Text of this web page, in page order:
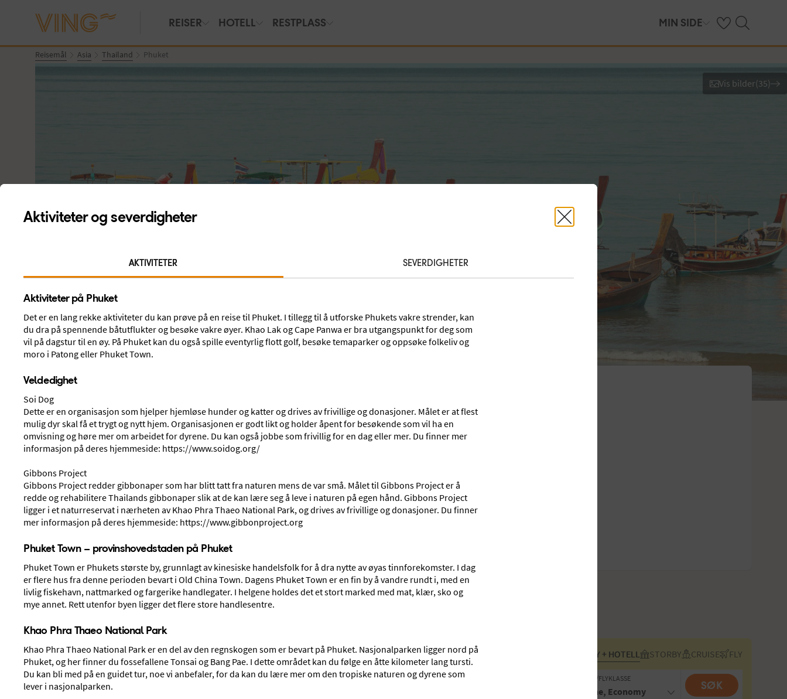
REISER HOTELL RESTPLASS MIN SIDE Se dine sparte
Søk på ving.no
Reisemål Asia Thailand Phuket
Vis bilder(35)
Reiser til Phuket
Thailand
Reis til Phuket som lokker reisende fra hele verden til Thailand – året rundt. Nyt paradisstrender, thailandsk mat, utflukter og
Les mer om Phuket
FINN DITT HOTELL SE ALLE REISEMÅL
Finn reise til Phuket
Bestill din reise FLY + HOTELL STORBY CRUISE FLY
AVREISESTED
Oslo, Gardermoen
REISEMÅL REISELENGDE DATO REISENDE/FLYKLASSE
2 voksne, Economy SØK
Aktiviteter og severdigheter
AKTIVITETER SEVERDIGHETER
Aktiviteter på Phuket
Det er en lang rekke aktiviteter du kan prøve på en reise til Phuket. I tillegg til å utforske Phukets vakre strender, kan
du dra på spennende båtutflukter og besøke vakre øyer. Khao Lak og Cape Panwa er bra utgangspunkt for deg som
vil på dagstur til en øy. På Phuket kan du også spille eventyrlig flott golf, besøke temaparker og oppsøke folkeliv og
moro i Patong eller Phuket Town.
Veldedighet
Soi Dog
Dette er en organisasjon som hjelper hjemløse hunder og katter og drives av frivillige og donasjoner. Målet er at flest
mulig dyr skal få et trygt og nytt hjem. Organisasjonen er godt likt og holder åpent for besøkende som vil ha en
omvisning og høre mer om arbeidet for dyrene. Du kan også jobbe som frivillig for en dag eller mer. Du finner mer
informasjon på deres hjemmeside: https://www.soidog.org/
Gibbons Project
Gibbons Project redder gibbonaper som har blitt tatt fra naturen mens de var små. Målet til Gibbons Project er å
redde og rehabilitere Thailands gibbonaper slik at de kan lære seg å leve i naturen på egen hånd. Gibbons Project
ligger i et naturreservat i nærheten av Khao Phra Thaeo National Park, og drives av frivillige og donasjoner. Du finner
mer informasjon på deres hjemmeside: https://www.gibbonproject.org
Phuket Town – provinshovedstaden på Phuket
Phuket Town er Phukets største by, grunnlagt av kinesiske handelsfolk for å dra nytte av øyas tinnforekomster. I dag
er flere hus fra denne perioden bevart i Old China Town. Dagens Phuket Town er en fin by å vandre rundt i, med en
livlig fiskehavn, nattmarked og fargerike handlegater. I helgene holdes det et stort marked med mat, klær, sko og
mye annet. Rett utenfor byen ligger det flere store handlesentre.
Khao Phra Thaeo National Park
Khao Phra Thaeo National Park er en del av den regnskogen som er bevart på Phuket. Nasjonalparken ligger nord på
Phuket, og her finner du fossefallene Tonsai og Bang Pae. I dette området kan du følge en åtte kilometer lang tursti.
Du kan bli med på en guidet tur, noe vi anbefaler, for da kan du lære mer om den tropiske naturen og dyrene som
lever i nasjonalparken.